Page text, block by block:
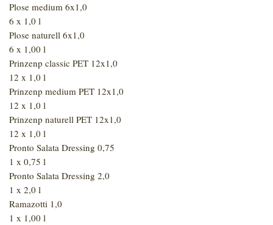
Plose medium 6x1,0
6 x 1,0 l
Plose naturell 6x1,0
6 x 1,00 l
Prinzenp classic PET 12x1,0
12 x 1,0 l
Prinzenp medium PET 12x1,0
12 x 1,0 l
Prinzenp naturell PET 12x1,0
12 x 1,0 l
Pronto Salata Dressing 0,75
1 x 0,75 l
Pronto Salata Dressing 2,0
1 x 2,0 l
Ramazotti 1,0
1 x 1,00 l